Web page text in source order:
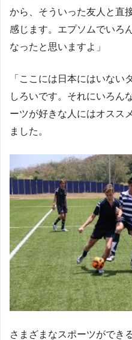
から、そういった友人と直
感じます。エプソムでいろ
なったと思いますよ」
「ここには日本にはいない
しろいです。それにいろん
ーツが好きな人にはオスス
ました。
さまざまなスポーツができ